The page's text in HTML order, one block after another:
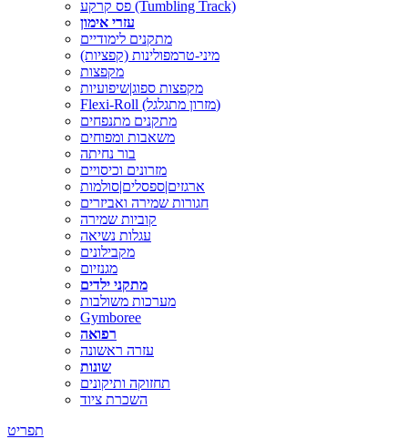
פס קרקע (Tumbling Track)
עזרי אימון
מתקנים לימודיים
מיני-טרמפולינות (קפציות)
מקפצות
מקפצות ספוג|שיפועיות
Flexi-Roll (מזרון מתגלגל)
מתקנים מתנפחים
משאבות ומפוחים
בור נחיתה
מזרונים וכיסויים
ארגזים|ספסלים|סולמות
חגורות שמירה ואביזרים
קוביות שמירה
עגלות נשיאה
מקבילונים
מגנזיום
מתקני ילדים
מערכות משולבות
Gymboree
רפואה
עזרה ראשונה
שונות
תחזוקה ותיקונים
השכרת ציוד
תפריט